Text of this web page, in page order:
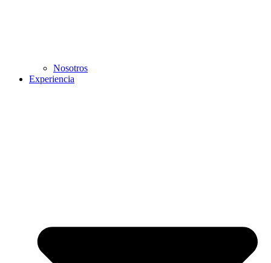
Nosotros
Experiencia